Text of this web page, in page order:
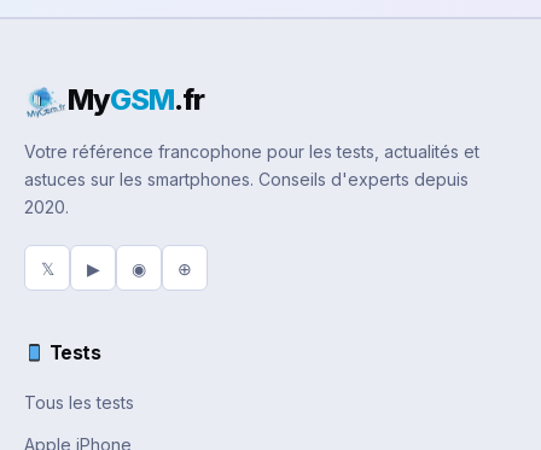
MyGSM.fr
Votre référence francophone pour les tests, actualités et
astuces sur les smartphones. Conseils d'experts depuis
2020.
𝕏 ▶ ◉ ⊕
Tests
Tous les tests
Apple iPhone